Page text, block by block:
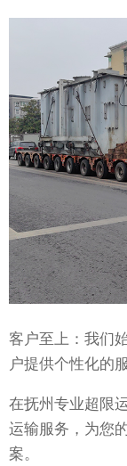
客户至上：我们
户提供个性化的
在抚州专业超限
运输服务，为您
案。